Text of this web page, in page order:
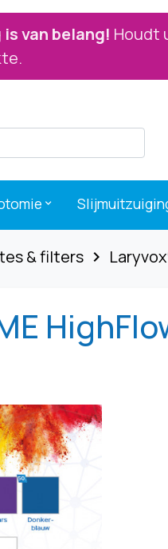
van belang! Houdt
keyboard_arrow_down
& filters navigate_next